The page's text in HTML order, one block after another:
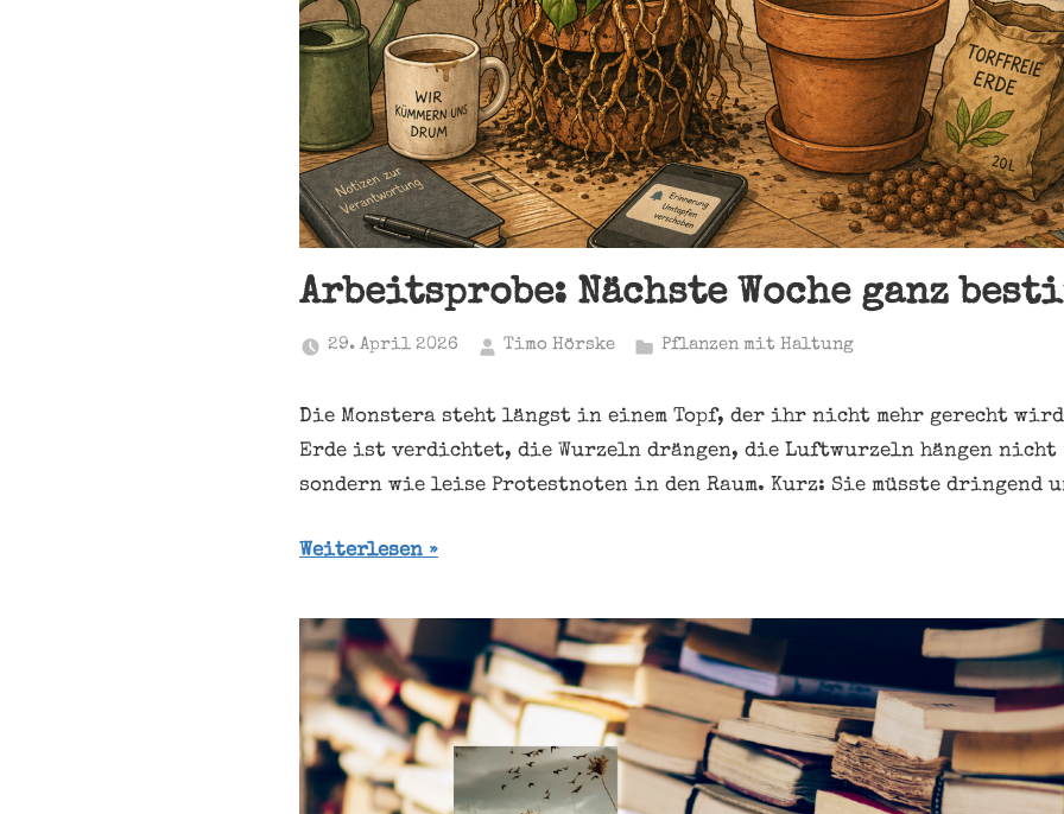
Arbeitsprobe: Nächste Woche ganz
29. April 2026 Timo Hörske Pflanzen mit Haltung
Die Monstera steht längst in einem Topf, der ihr nicht mehr gerecht
Erde ist verdichtet, die Wurzeln drängen, die Luftwurzeln hängen nicht
sondern wie leise Protestnoten in den Raum. Kurz: Sie müsste dringend
Weiterlesen